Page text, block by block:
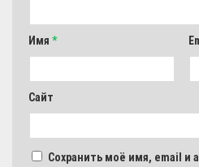
Имя *
Сайт
Сохранить моё имя, email и